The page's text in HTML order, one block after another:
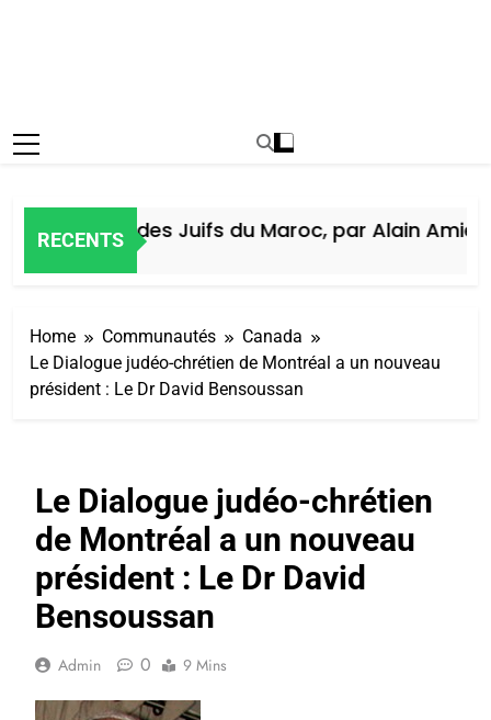
RECENTS
Histoire des Juifs du Maroc, par Alain Amiel
Home Communautés
Canada
Le Dialogue judéo-chrétien de Montréal a un nouveau
président : Le Dr David Bensoussan
Le Dialogue judéo-chrétien
de Montréal a un nouveau
président : Le Dr David
Bensoussan
Admin 0 9 Mins